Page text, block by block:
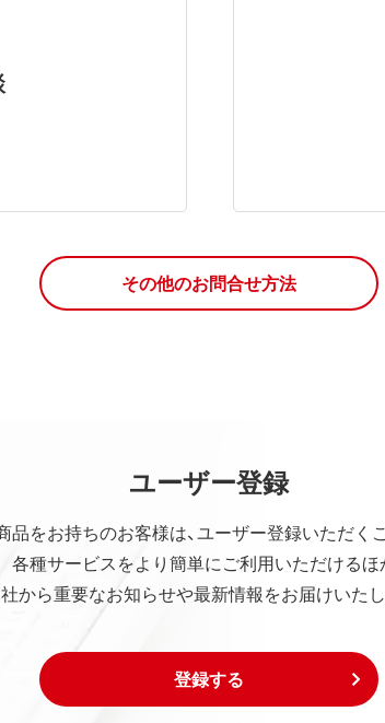
その他のお問合せ方法
ユーザー登録
品をお持ちのお客様は、ユーザー登録いただく
各種サービスをより簡単にご利用いただけるほ
から重要なお知らせや最新情報をお届けいたし
登録する